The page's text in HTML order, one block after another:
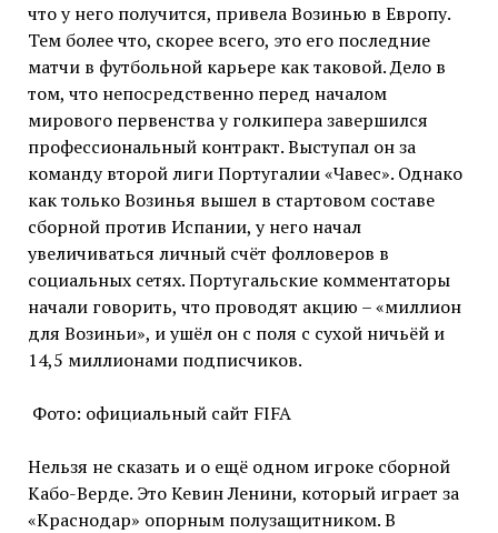
что у него получится, привела Возинью в Европу.
Тем более что, скорее всего, это его последние
матчи в футбольной карьере как таковой. Дело в
том, что непосредственно перед началом
мирового первенства у голкипера завершился
профессиональный контракт. Выступал он за
команду второй лиги Португалии «Чавес». Однако
как только Возинья вышел в стартовом составе
сборной против Испании, у него начал
увеличиваться личный счёт фолловеров в
социальных сетях. Португальские комментаторы
начали говорить, что проводят акцию – «миллион
для Возиньи», и ушёл он с поля с сухой ничьёй и
14,5 миллионами подписчиков.
Фото: официальный сайт FIFA
Нельзя не сказать и о ещё одном игроке сборной
Кабо-Верде. Это Кевин Ленини, который играет за
«Краснодар» опорным полузащитником. В